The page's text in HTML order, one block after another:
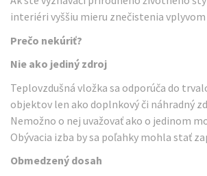
interiéri vyššiu mieru znečistenia vplyvom
Prečo nekúriť?
Nie ako jediný zdroj
Teplovzdušná vložka sa odporúča do
objektov len ako doplnkový či náhradný
Nemožno o nej uvažovať ako o jedinom
Obývacia izba by sa poľahky mohla stať
Obmedzený dosah